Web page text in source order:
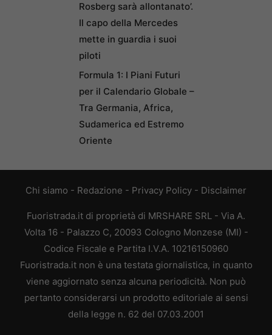
Rosberg sarà allontanato’.
Il capo della Mercedes
mette in guardia i suoi
piloti
Formula 1: I Piani Futuri
per il Calendario Globale –
Tra Germania, Africa,
Sudamerica ed Estremo
Oriente
Chi siamo - Redazione - Privacy Policy - Disclaimer
Fuoristrada.it di proprietà di MRSHARE SRL - Via A.
Volta 16 - Palazzo C, 20093 Cologno Monzese (MI) -
Codice Fiscale e Partita I.V.A. 10216150960
Fuoristrada.it non è una testata giornalistica, in quanto
viene aggiornato senza alcuna periodicità. Non può
pertanto considerarsi un prodotto editoriale ai sensi
della legge n. 62 del 07.03.2001